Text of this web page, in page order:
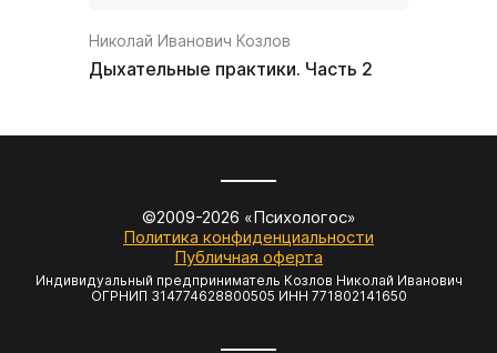
Николай Иванович Козлов
Дыхательные практики. Часть 2
©2009-2026 «Психологос»
Политика конфиденциальности
Публичная оферта
Индивидуальный предприниматель Козлов Николай Иванович
ОГРНИП 314774628800505 ИНН 771802141650